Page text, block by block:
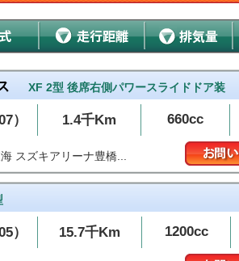
XF 2型 後席右側パワースライドドア装
） 1.4千Km 660cc
スズキアリーナ豊橋...
） 15.7千Km 1200cc